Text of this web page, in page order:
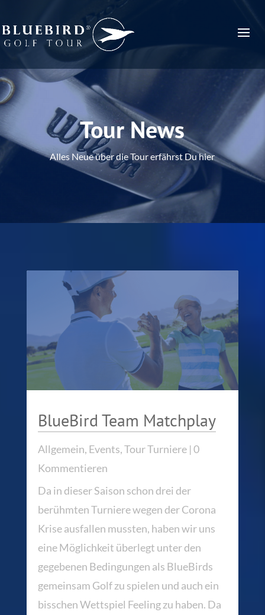
Tour News
Alles Neue über die Tour erfährst Du hier
BlueBird Team Matchplay
Allgemein, Events,Tour Turniere| 0
Kommentieren
Da in dieser Saison schon drei der
berühmten Turniere wegen der Corona
Krise ausfallen mussten, haben wir uns
eine Möglichkeit überlegt unter den
gegebenen Bedingungen als BlueBirds
gemeinsam Golf zu spielen und auch ein
bisschen Wettspiel Feeling zu haben. Da